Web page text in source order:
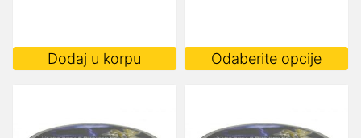
Dodaj u korpu Odaberite opcije